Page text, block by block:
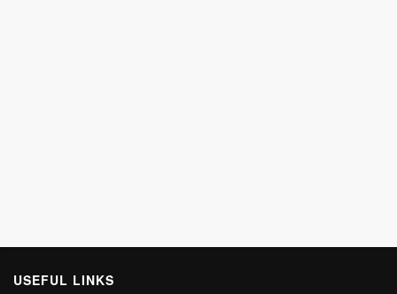
USEFUL LINKS